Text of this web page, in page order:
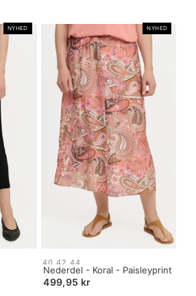
NYHED NYHED
Nederdel - Koral - Paisleyprint
499,95 kr
Size:
34
selected
40 42 44